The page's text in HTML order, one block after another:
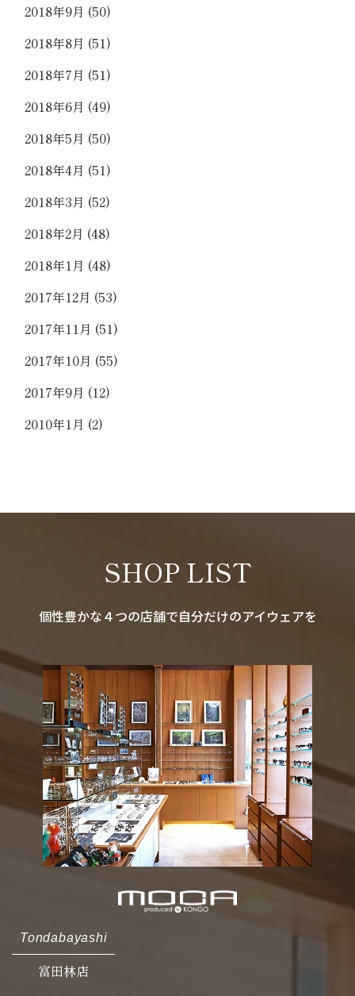
2018年9月 (50)
2018年8月 (51)
2018年7月 (51)
2018年6月 (49)
2018年5月 (50)
2018年4月 (51)
2018年3月 (52)
2018年2月 (48)
2018年1月 (48)
2017年12月 (53)
2017年11月 (51)
2017年10月 (55)
2017年9月 (12)
2010年1月 (2)
SHOP LIST
個性豊かな４つの店舗で自分だけのアイウェアを
Tondabayashi
富田林店